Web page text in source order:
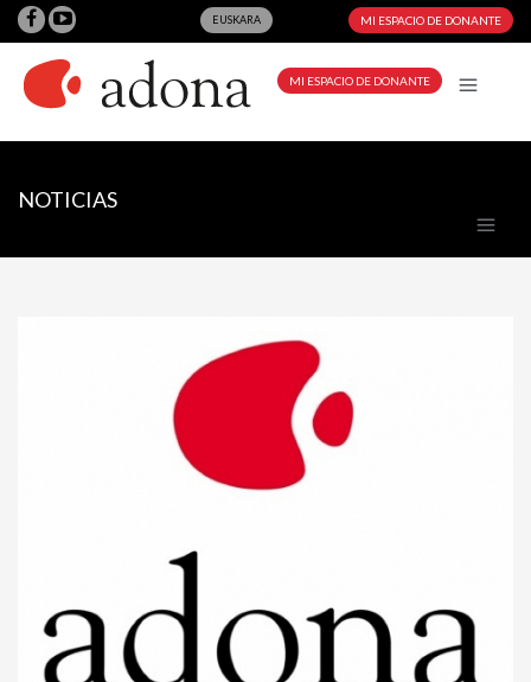
EUSKARA MI ESPACIO DE DONANTE
MI ESPACIO DE DONANTE
NOTICIAS